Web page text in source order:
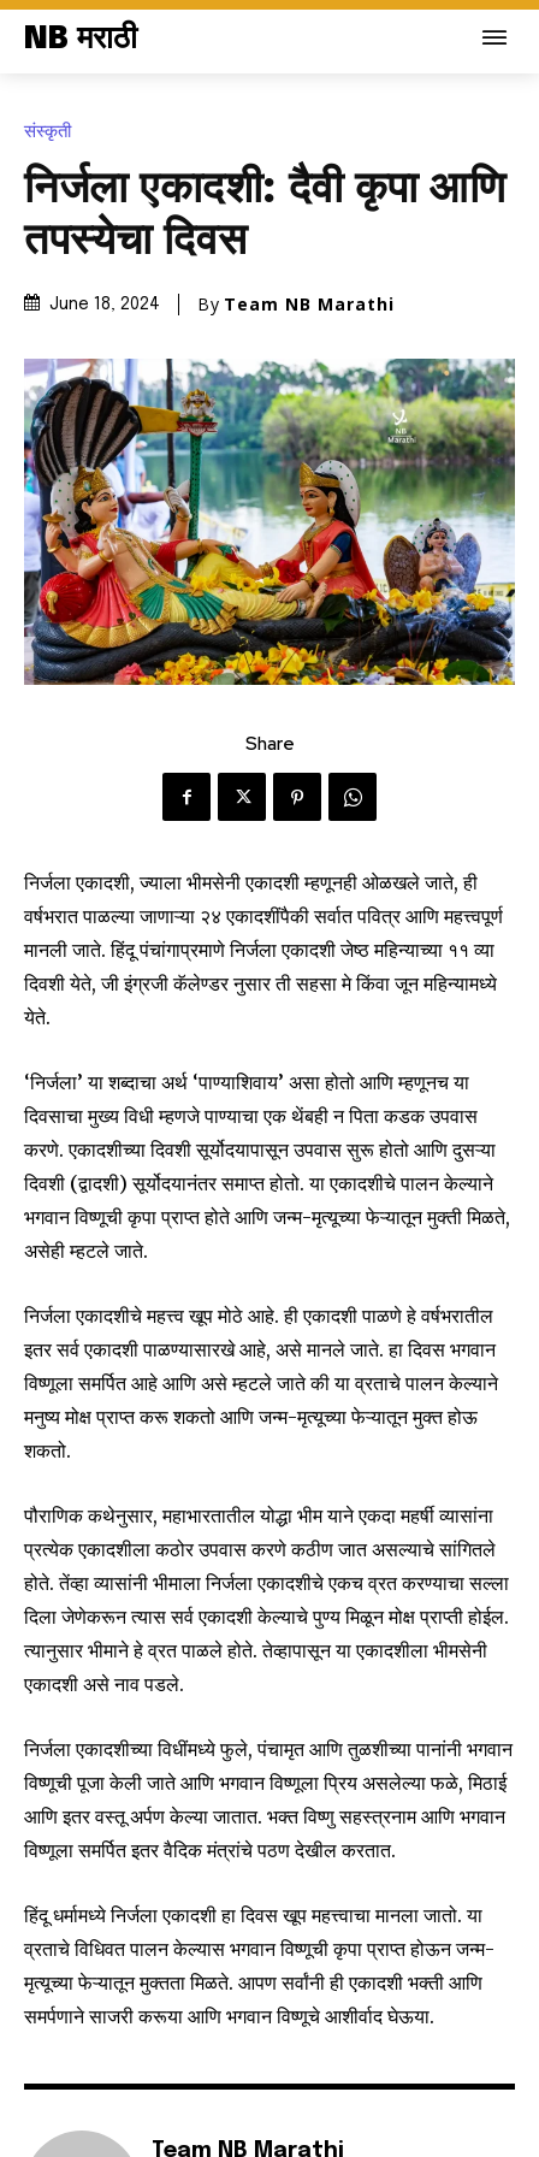
Join our community of
SUBSCRIBERS and be part of the
conversation.
To subscribe, simply enter your email address on our website
your privacy and won't spam your inbox. Your information is
safe with us.
SUBSCRIBE
I've read and accept thePrivacy Policy.
6,300 32,111 75
NB मराठी
संस्कृती
निर्जला एकादशी: दैवी कृपा आणि
तपस्येचा दिवस
June 18, 2024 By Team NB Marathi
Share
निर्जला एकादशी, ज्याला भीमसेनी एकादशी म्हणूनही ओळखले जाते, ही
वर्षभरात पाळल्या जाणाऱ्या २४ एकादशींपैकी सर्वात पवित्र आणि महत्त्वपूर्ण
मानली जाते. हिंदू पंचांगाप्रमाणे निर्जला एकादशी जेष्ठ महिन्याच्या ११ व्या
दिवशी येते, जी इंग्रजी कॅलेण्डर नुसार ती सहसा मे किंवा जून महिन्यामध्ये
येते.
‘निर्जला’ या शब्दाचा अर्थ ‘पाण्याशिवाय’ असा होतो आणि म्हणूनच या
दिवसाचा मुख्य विधी म्हणजे पाण्याचा एक थेंबही न पिता कडक उपवास
करणे. एकादशीच्या दिवशी सूर्योदयापासून उपवास सुरू होतो आणि दुसऱ्या
दिवशी (द्वादशी) सूर्योदयानंतर समाप्त होतो. या एकादशीचे पालन केल्याने
भगवान विष्णूची कृपा प्राप्त होते आणि जन्म-मृत्यूच्या फेऱ्यातून मुक्ती मिळते,
असेही म्हटले जाते.
निर्जला एकादशीचे महत्त्व खूप मोठे आहे. ही एकादशी पाळणे हे वर्षभरातील
इतर सर्व एकादशी पाळण्यासारखे आहे, असे मानले जाते. हा दिवस भगवान
विष्णूला समर्पित आहे आणि असे म्हटले जाते की या व्रताचे पालन केल्याने
मनुष्य मोक्ष प्राप्त करू शकतो आणि जन्म-मृत्यूच्या फेऱ्यातून मुक्त होऊ
शकतो.
पौराणिक कथेनुसार, महाभारतातील योद्धा भीम याने एकदा महर्षी व्यासांना
प्रत्येक एकादशीला कठोर उपवास करणे कठीण जात असल्याचे सांगितले
होते. तेंव्हा व्यासांनी भीमाला निर्जला एकादशीचे एकच व्रत करण्याचा सल्ला
दिला जेणेकरून त्यास सर्व एकादशी केल्याचे पुण्य मिळून मोक्ष प्राप्ती होईल.
त्यानुसार भीमाने हे व्रत पाळले होते. तेव्हापासून या एकादशीला भीमसेनी
एकादशी असे नाव पडले.
निर्जला एकादशीच्या विधींमध्ये फुले, पंचामृत आणि तुळशीच्या पानांनी भगवान
विष्णूची पूजा केली जाते आणि भगवान विष्णूला प्रिय असलेल्या फळे, मिठाई
आणि इतर वस्तू अर्पण केल्या जातात. भक्त विष्णु सहस्त्रनाम आणि भगवान
विष्णूला समर्पित इतर वैदिक मंत्रांचे पठण देखील करतात.
हिंदू धर्मामध्ये निर्जला एकादशी हा दिवस खूप महत्त्वाचा मानला जातो. या
व्रताचे विधिवत पालन केल्यास भगवान विष्णूची कृपा प्राप्त होऊन जन्म-
मृत्यूच्या फेऱ्यातून मुक्तता मिळते. आपण सर्वांनी ही एकादशी भक्ती आणि
समर्पणाने साजरी करूया आणि भगवान विष्णूचे आशीर्वाद घेऊया.
Team NB Marathi